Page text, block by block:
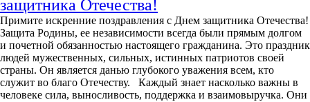
защитника Отечества!
Примите искренние поздравления с Днем защитника Отечества!
Защита Родины, ее независимости всегда были прямым долгом
и почетной обязанностью настоящего гражданина. Это праздник
людей мужественных, сильных, истинных патриотов своей
страны. Он является данью глубокого уважения всем, кто
служит во благо Отечеству. Каждый знает насколько важны в
человеке сила, выносливость, поддержка и взаимовыручка. Они